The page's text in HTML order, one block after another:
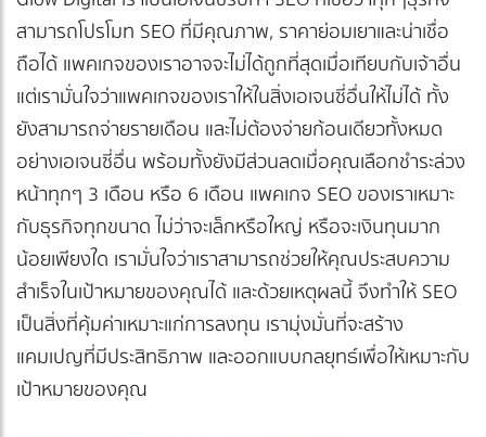
สามารถโปรโมท SEO ที่มีคุณภาพ, ราคาย่อมเยาและน่าเชื่อ
ถือได้ แพคเกจของเราอาจจะไม่ได้ถูกที่สุดเมื่อเทียบกับเจ้าอื่น
แต่เรามั่นใจว่าแพคเกจของเราให้ในสิ่งเอเจนซี่อื่นให้ไม่ได้ ทั้ง
ยังสามารถจ่ายรายเดือน และไม่ต้องจ่ายก้อนเดียวทั้งหมด
อย่างเอเจนซี่อื่น พร้อมทั้งยังมีส่วนลดเมื่อคุณเลือกชำระล่วง
หน้าทุกๆ 3 เดือน หรือ 6 เดือน แพคเกจ SEO ของเราเหมาะ
กับธุรกิจทุกขนาด ไม่ว่าจะเล็กหรือใหญ่ หรือจะเงินทุนมาก
น้อยเพียงใด เรามั่นใจว่าเราสามารถช่วยให้คุณประสบความ
สำเร็จในเป้าหมายของคุณได้ และด้วยเหตุผลนี้ จึงทำให้ SEO
เป็นสิ่งที่คุ้มค่าเหมาะแก่การลงทุน เรามุ่งมั่นที่จะสร้าง
แคมเปญที่มีประสิทธิภาพ และออกแบบกลยุทธ์เพื่อให้เหมาะกับ
เป้าหมายของคุณ